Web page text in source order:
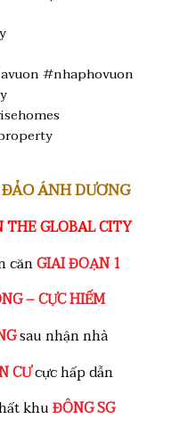
#nhaphovuon
ÁNH DƯƠNG
THE GLOBAL CITY
cănGIAI ĐOẠN 1
– CỰC HIẾM
sau nhận nhà
CƯcực hấp dẫn
khuĐÔNG SG